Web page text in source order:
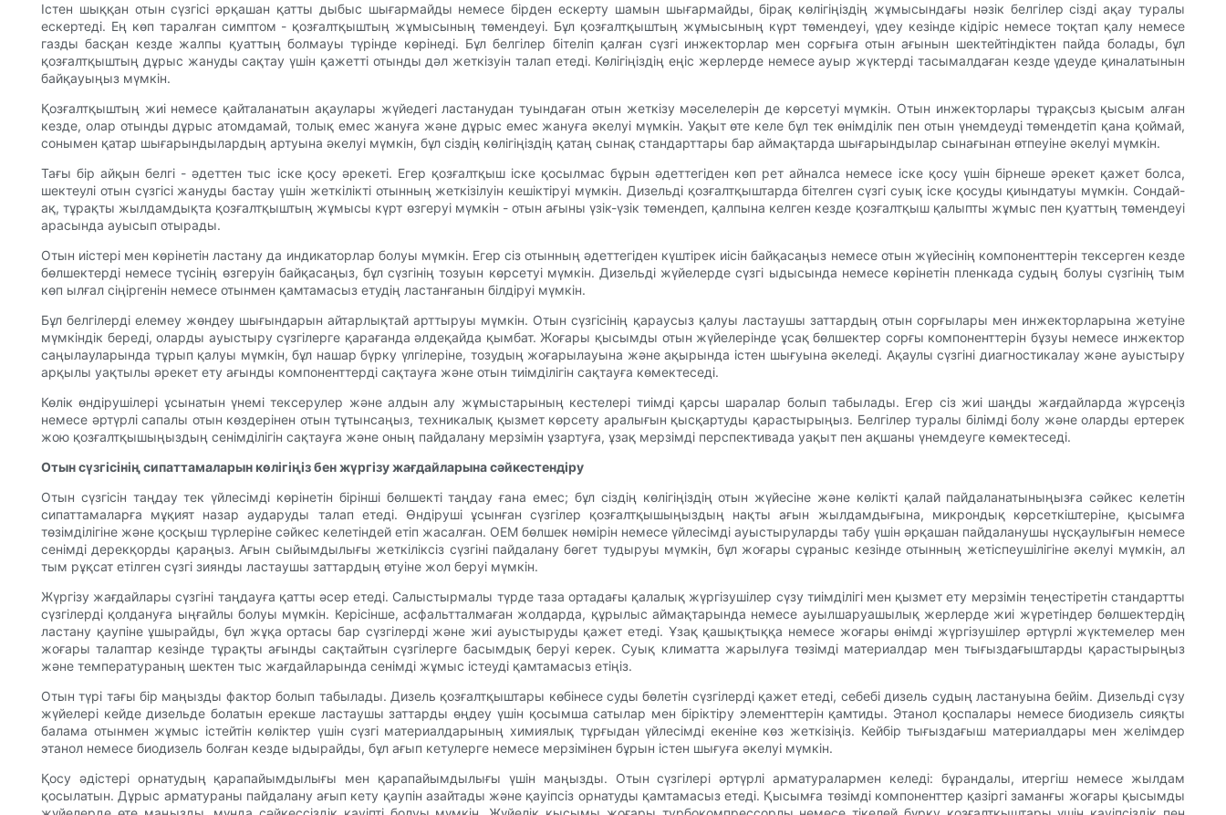
Істен шыққан отын сүзгісі әрқашан қатты дыбыс шығармайды немесе бірден ескерту шамын шығармайды, бірақ көлігіңіздің жұмысындағы нәзік белгілер сізді ақау туралы
ескертеді. Ең көп таралған симптом - қозғалтқыштың жұмысының төмендеуі. Бұл қозғалтқыштың жұмысының күрт төмендеуі, үдеу кезінде кідіріс немесе тоқтап қалу немесе
газды басқан кезде жалпы қуаттың болмауы түрінде көрінеді. Бұл белгілер бітеліп қалған сүзгі инжекторлар мен сорғыға отын ағынын шектейтіндіктен пайда болады, бұл
қозғалтқыштың дұрыс жануды сақтау үшін қажетті отынды дәл жеткізуін талап етеді. Көлігіңіздің еңіс жерлерде немесе ауыр жүктерді тасымалдаған кезде үдеуде қиналатынын
байқауыңыз мүмкін.
Қозғалтқыштың жиі немесе қайталанатын ақаулары жүйедегі ластанудан туындаған отын жеткізу мәселелерін де көрсетуі мүмкін. Отын инжекторлары тұрақсыз қысым алған
кезде, олар отынды дұрыс атомдамай, толық емес жануға және дұрыс емес жануға әкелуі мүмкін. Уақыт өте келе бұл тек өнімділік пен отын үнемдеуді төмендетіп қана қоймай,
сонымен қатар шығарындылардың артуына әкелуі мүмкін, бұл сіздің көлігіңіздің қатаң сынақ стандарттары бар аймақтарда шығарындылар сынағынан өтпеуіне әкелуі мүмкін.
Тағы бір айқын белгі - әдеттен тыс іске қосу әрекеті. Егер қозғалтқыш іске қосылмас бұрын әдеттегіден көп рет айналса немесе іске қосу үшін бірнеше әрекет қажет болса,
шектеулі отын сүзгісі жануды бастау үшін жеткілікті отынның жеткізілуін кешіктіруі мүмкін. Дизельді қозғалтқыштарда бітелген сүзгі суық іске қосуды қиындатуы мүмкін. Сондай-
ақ, тұрақты жылдамдықта қозғалтқыштың жұмысы күрт өзгеруі мүмкін - отын ағыны үзік-үзік төмендеп, қалпына келген кезде қозғалтқыш қалыпты жұмыс пен қуаттың төмендеуі
арасында ауысып отырады.
Отын иістері мен көрінетін ластану да индикаторлар болуы мүмкін. Егер сіз отынның әдеттегіден күштірек иісін байқасаңыз немесе отын жүйесінің компоненттерін тексерген кезде
бөлшектерді немесе түсінің өзгеруін байқасаңыз, бұл сүзгінің тозуын көрсетуі мүмкін. Дизельді жүйелерде сүзгі ыдысында немесе көрінетін пленкада судың болуы сүзгінің тым
көп ылғал сіңіргенін немесе отынмен қамтамасыз етудің ластанғанын білдіруі мүмкін.
Бұл белгілерді елемеу жөндеу шығындарын айтарлықтай арттыруы мүмкін. Отын сүзгісінің қараусыз қалуы ластаушы заттардың отын сорғылары мен инжекторларына жетуіне
мүмкіндік береді, оларды ауыстыру сүзгілерге қарағанда әлдеқайда қымбат. Жоғары қысымды отын жүйелерінде ұсақ бөлшектер сорғы компоненттерін бұзуы немесе инжектор
саңылауларында тұрып қалуы мүмкін, бұл нашар бүрку үлгілеріне, тозудың жоғарылауына және ақырында істен шығуына әкеледі. Ақаулы сүзгіні диагностикалау және ауыстыру
арқылы уақтылы әрекет ету ағынды компоненттерді сақтауға және отын тиімділігін сақтауға көмектеседі.
Көлік өндірушілері ұсынатын үнемі тексерулер және алдын алу жұмыстарының кестелері тиімді қарсы шаралар болып табылады. Егер сіз жиі шаңды жағдайларда жүрсеңіз
немесе әртүрлі сапалы отын көздерінен отын тұтынсаңыз, техникалық қызмет көрсету аралығын қысқартуды қарастырыңыз. Белгілер туралы білімді болу және оларды ертерек
жою қозғалтқышыңыздың сенімділігін сақтауға және оның пайдалану мерзімін ұзартуға, ұзақ мерзімді перспективада уақыт пен ақшаны үнемдеуге көмектеседі.
Отын сүзгісінің сипаттамаларын көлігіңіз бен жүргізу жағдайларына сәйкестендіру
Отын сүзгісін таңдау тек үйлесімді көрінетін бірінші бөлшекті таңдау ғана емес; бұл сіздің көлігіңіздің отын жүйесіне және көлікті қалай пайдаланатыныңызға сәйкес келетін
сипаттамаларға мұқият назар аударуды талап етеді. Өндіруші ұсынған сүзгілер қозғалтқышыңыздың нақты ағын жылдамдығына, микрондық көрсеткіштеріне, қысымға
төзімділігіне және қосқыш түрлеріне сәйкес келетіндей етіп жасалған. OEM бөлшек нөмірін немесе үйлесімді ауыстыруларды табу үшін әрқашан пайдаланушы нұсқаулығын немесе
сенімді дерекқорды қараңыз. Ағын сыйымдылығы жеткіліксіз сүзгіні пайдалану бөгет тудыруы мүмкін, бұл жоғары сұраныс кезінде отынның жетіспеушілігіне әкелуі мүмкін, ал
тым рұқсат етілген сүзгі зиянды ластаушы заттардың өтуіне жол беруі мүмкін.
Жүргізу жағдайлары сүзгіні таңдауға қатты әсер етеді. Салыстырмалы түрде таза ортадағы қалалық жүргізушілер сүзу тиімділігі мен қызмет ету мерзімін теңестіретін стандартты
сүзгілерді қолдануға ыңғайлы болуы мүмкін. Керісінше, асфальтталмаған жолдарда, құрылыс аймақтарында немесе ауылшаруашылық жерлерде жиі жүретіндер бөлшектердің
ластану қаупіне ұшырайды, бұл жұқа ортасы бар сүзгілерді және жиі ауыстыруды қажет етеді. Ұзақ қашықтыққа немесе жоғары өнімді жүргізушілер әртүрлі жүктемелер мен
жоғары талаптар кезінде тұрақты ағынды сақтайтын сүзгілерге басымдық беруі керек. Суық климатта жарылуға төзімді материалдар мен тығыздағыштарды қарастырыңыз
және температураның шектен тыс жағдайларында сенімді жұмыс істеуді қамтамасыз етіңіз.
Отын түрі тағы бір маңызды фактор болып табылады. Дизель қозғалтқыштары көбінесе суды бөлетін сүзгілерді қажет етеді, себебі дизель судың ластануына бейім. Дизельді сүзу
жүйелері кейде дизельде болатын ерекше ластаушы заттарды өңдеу үшін қосымша сатылар мен біріктіру элементтерін қамтиды. Этанол қоспалары немесе биодизель сияқты
балама отынмен жұмыс істейтін көліктер үшін сүзгі материалдарының химиялық тұрғыдан үйлесімді екеніне көз жеткізіңіз. Кейбір тығыздағыш материалдары мен желімдер
этанол немесе биодизель болған кезде ыдырайды, бұл ағып кетулерге немесе мерзімінен бұрын істен шығуға әкелуі мүмкін.
Қосу әдістері орнатудың қарапайымдылығы мен қарапайымдылығы үшін маңызды. Отын сүзгілері әртүрлі арматуралармен келеді: бұрандалы, итергіш немесе жылдам
қосылатын. Дұрыс арматураны пайдалану ағып кету қаупін азайтады және қауіпсіз орнатуды қамтамасыз етеді. Қысымға төзімді компоненттер қазіргі заманғы жоғары қысымды